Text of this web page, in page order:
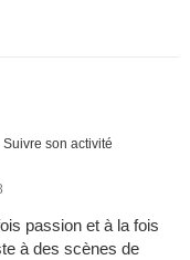
Suivre son activité
passion et à la fois
à des scènes de